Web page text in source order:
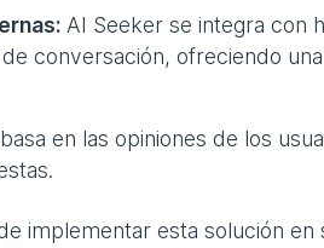
AI Seeker se integra con
conversación, ofreciendo
en las opiniones de los
implementar esta solución